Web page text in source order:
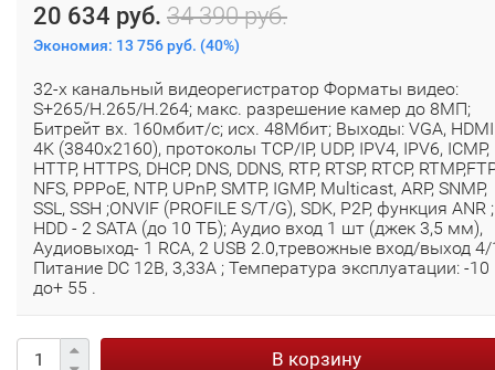
20 634 руб. 34 390 руб.
Экономия: 13 756 руб. (40%)
32-х канальный видеорегистратор Форматы видео:
S+265/H.265/H.264; макс. разрешение камер до 8МП;
Битрейт вх. 160мбит/с; исх. 48Мбит; Выходы: VGA, HDMI
4K (3840x2160), протоколы TCP/IP, UDP, IPV4, IPV6, ICMP,
HTTP, HTTPS, DHCP, DNS, DDNS, RTP, RTSP, RTCP,
NFS, PPPoE, NTP, UPnP, SMTP, IGMP, Multicast, ARP, SNMP,
SSL, SSH ;ONVIF (PROFILE S/T/G), SDK, P2P, функция ANR ;
HDD - 2 SATA (до 10 ТБ); Аудио вход 1 шт (джек 3,5 мм),
Аудиовыход- 1 RCA, 2 USB 2.0,тревожные вход/выход 4/
Питание DC 12В, 3,33А ; Температура эксплуатации: -10
до+ 55 .
В корзину